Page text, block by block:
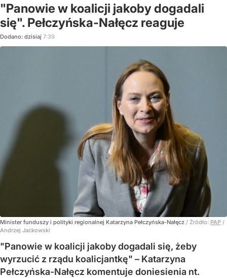
"Panowie w koalicji jakoby dogadali
się". Pełczyńska-Nałęcz reaguje
Dodano: dzisiaj 7:39
Minister funduszy i polityki regionalnej Katarzyna Pełczyńska-Nałęcz / Źródło: PAP /
Andrzej Jackowski
"Panowie w koalicji jakoby dogadali się, żeby
wyrzucić z rządu koalicjantkę" – Katarzyna
Pełczyńska-Nałęcz komentuje doniesienia nt.